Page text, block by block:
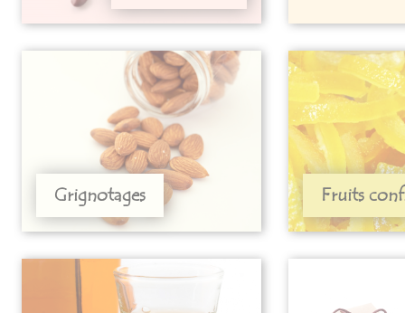
Grignotages Fruits